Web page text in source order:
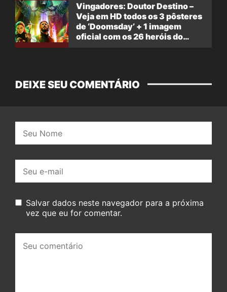
Vingadores: Doutor Destino –
Veja em HD todos os 3 pôsteres
de ‘Doomsday’ + 1 imagem
oficial com os 26 heróis do
DEIXE SEU COMENTÁRIO
mail:
Salvar dados neste navegador para a próxima
vez que eu for comentar.
comentário: